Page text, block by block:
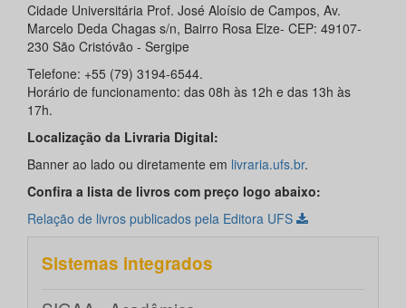
Cidade Universitária Prof. José Aloísio de Campos, Av.
Marcelo Deda Chagas s/n, Bairro Rosa Elze- CEP: 49107-
230 São Cristóvão - Sergipe
Telefone: +55 (79) 3194-6544.
Horário de funcionamento: das 08h às 12h e das 13h às
17h.
Localização da Livraria Digital:
Banner ao lado ou diretamente em livraria.ufs.br.
Confira a lista de livros com preço logo abaixo:
Relação de livros publicados pela Editora UFS
Sistemas integrados